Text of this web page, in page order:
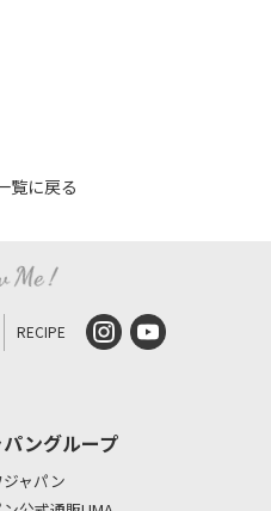
覧に戻る
RECIPE
ングループ
ャパン